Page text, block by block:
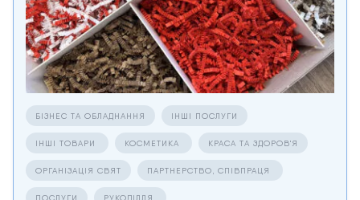
БІЗНЕС ТА ОБЛАДНАННЯ ІНШІ ПОСЛУГИ
ІНШІ ТОВАРИ КОСМЕТИКА КРАСА ТА ЗДОРОВ'Я
ОРГАНІЗАЦІЯ СВЯТ ПАРТНЕРСТВО, СПІВПРАЦЯ
ПОСЛУГИ РУКОДІЛЛЯ